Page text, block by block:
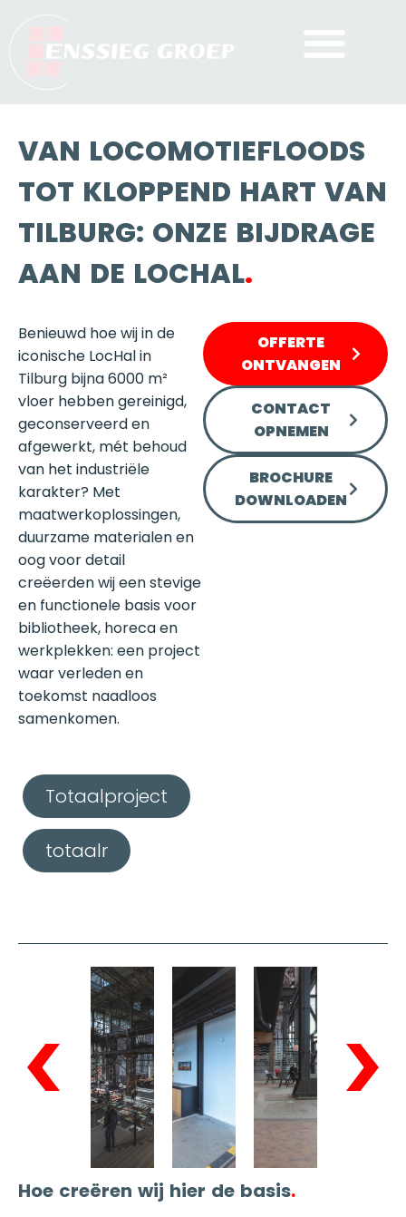
VAN LOCOMOTIEFLOODS
TOT KLOPPEND HART VAN
TILBURG: ONZE BIJDRAGE
AAN DE LOCHAL.
Benieuwd hoe wij in de
iconische LocHal in
Tilburg bijna 6000 m²
vloer hebben gereinigd,
geconserveerd en
afgewerkt, mét behoud
van het industriële
karakter? Met
maatwerkoplossingen,
duurzame materialen en
oog voor detail
creëerden wij een stevige
en functionele basis voor
bibliotheek, horeca en
werkplekken: een project
waar verleden en
toekomst naadloos
samenkomen.
Totaalproject
totaalr
OFFERTE
ONTVANGEN
CONTACT
OPNEMEN
BROCHURE
DOWNLOADEN
Hoe creëren wij hier de basis.